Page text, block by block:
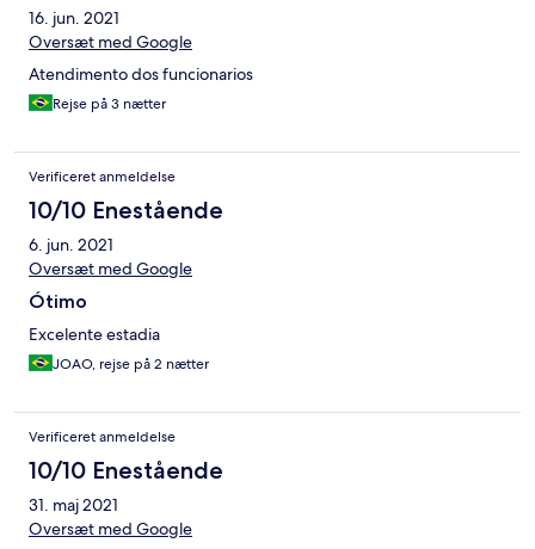
16. jun. 2021
Oversæt med Google
Atendimento dos funcionarios
Rejse på 3 nætter
Verificeret anmeldelse
10/10 Enestående
6. jun. 2021
Oversæt med Google
Ótimo
Excelente estadia
JOAO, rejse på 2 nætter
Verificeret anmeldelse
10/10 Enestående
31. maj 2021
Oversæt med Google